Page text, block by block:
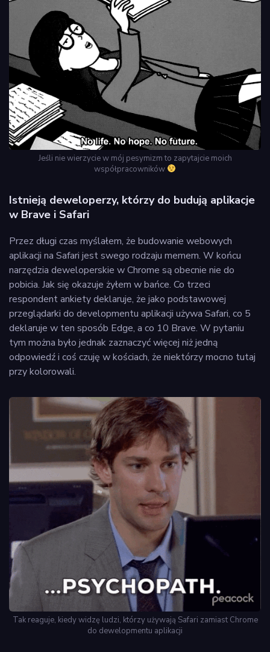
Jeśli nie wierzycie w mój pesymizm to zapytajcie moich
współpracowników
Istnieją deweloperzy, którzy do budują aplikacje
w Brave i Safari
Przez długi czas myślałem, że budowanie webowych
aplikacji na Safari jest swego rodzaju memem. W końcu
narzędzia deweloperskie w Chrome są obecnie nie do
pobicia. Jak się okazuje żyłem w bańce. Co trzeci
respondent ankiety deklaruje, że jako podstawowej
przeglądarki do developmentu aplikacji używa Safari, co 5
deklaruje w ten sposób Edge, a co 10 Brave. W pytaniu
tym można było jednak zaznaczyć więcej niż jedną
odpowiedź i coś czuję w kościach, że niektórzy mocno tutaj
przy kolorowali.
Tak reaguje, kiedy widzę ludzi, którzy używają Safari zamiast Chrome
do dewelopmentu aplikacji